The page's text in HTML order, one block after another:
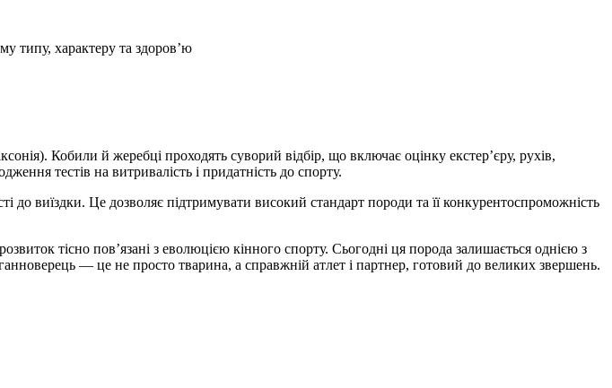
типу, характеру та здоров’ю
Кобили й жеребці проходять суворий відбір, що включає оцінку екстер’єру, рухів,
тестів на витривалість і придатність до спорту.
до виїздки. Це дозволяє підтримувати високий стандарт породи та її конкурентоспроможність
тісно пов’язані з еволюцією кінного спорту. Сьогодні ця порода залишається однією з
— це не просто тварина, а справжній атлет і партнер, готовий до великих звершень.